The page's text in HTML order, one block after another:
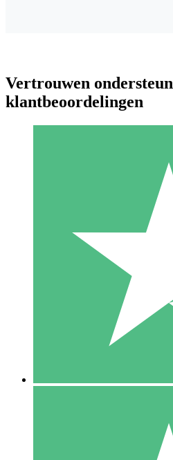
Individuele
Betaal per gebruik met
10
10
20
Vertrouwen
klantbeoordelingen